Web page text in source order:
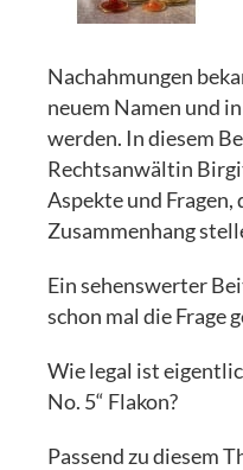
Nachahmungen
neuem Namen und
werden. In diesem
Rechtsanwältin
Aspekte und Fragen,
Zusammenhang
Ein sehenswerter
schon mal die Frage
Wie legal ist
No. 5“ Flakon?
Passend zu diesem